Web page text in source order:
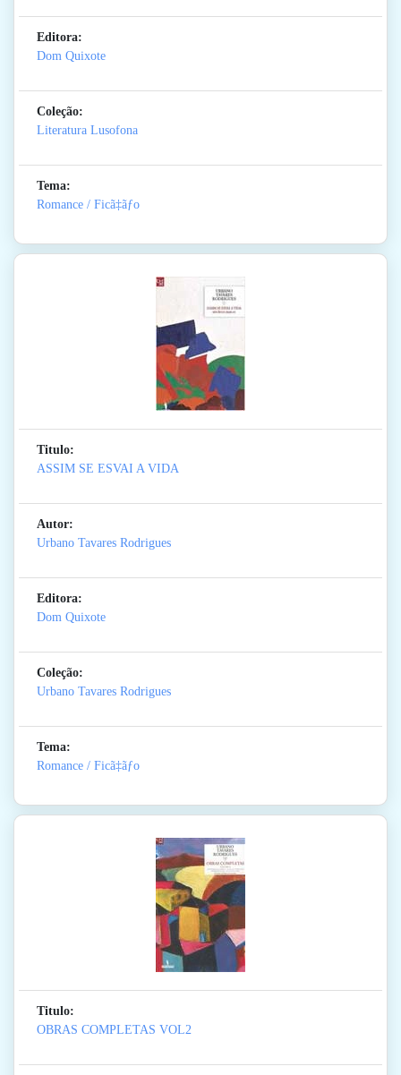
Editora:
Dom Quixote
Coleção:
Literatura Lusofona
Tema:
Romance / Ficã‡ãƒo
Titulo:
ASSIM SE ESVAI A VIDA
Autor:
Urbano Tavares Rodrigues
Editora:
Dom Quixote
Coleção:
Urbano Tavares Rodrigues
Tema:
Romance / Ficã‡ãƒo
Titulo:
OBRAS COMPLETAS VOL2